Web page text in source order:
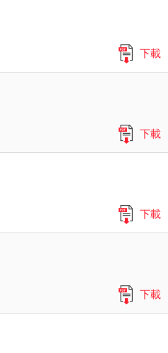
下載
下載
下載
下載